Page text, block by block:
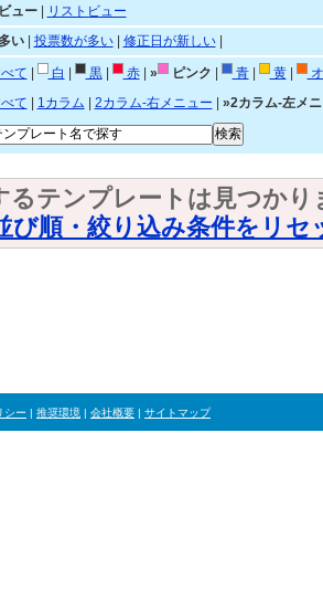
ュー|
リストビュー
い| 投票数が多い| 修正日が新しい|
て 白 黒| 赤| » ピンク 青| 黄|
て 1カラム 2カラム-右メニュー
»2カラム-左メ
るテンプレートは見つかり
び順・絞り込み条件をリセ
シー | 推奨環境 | 会社概要 | サイトマップ